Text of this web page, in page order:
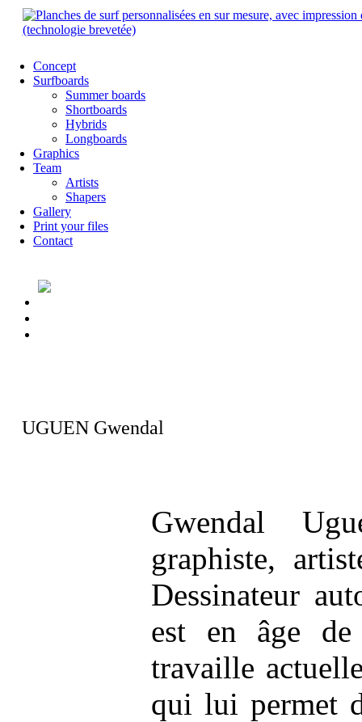
Concept
Surfboards
Summer boards
Shortboards
Hybrids
Longboards
Graphics
Team
Artists
Shapers
Gallery
Print your files
Contact
UGUEN Gwendal
Gwendal
graphiste,
Dessinateur
est en âge
travaille
qui lui permet